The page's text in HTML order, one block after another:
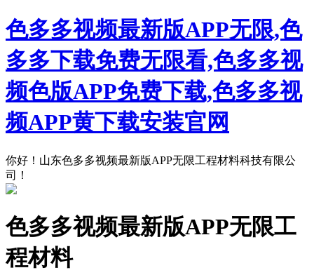
色多多视频最新版APP无限,色
多多下载免费无限看,色多多视
频色版APP免费下载,色多多视
频APP黄下载安装官网
你好！山东色多多视频最新版APP无限工程材料科技有限公
司！
色多多视频最新版APP无限工
程材料